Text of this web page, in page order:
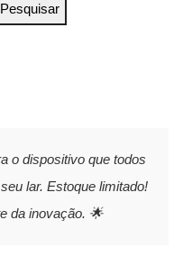
Pesquisar
o dispositivo que todos
lar. Estoque limitado!
da inovação. 🌟